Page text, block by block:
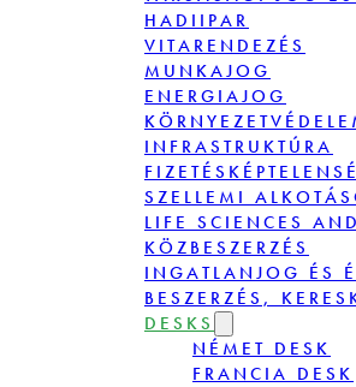
HADIIPAR
VITARENDEZÉS
MUNKAJOG
ENERGIAJOG
INFRASTRUKTÚRA
SZELLEMI
LIFE SCIENCES
KÖZBESZERZÉS
INGATLANJOG ÉS
BESZERZÉS,
DESKS
NÉMET DESK
FRANCIA DESK